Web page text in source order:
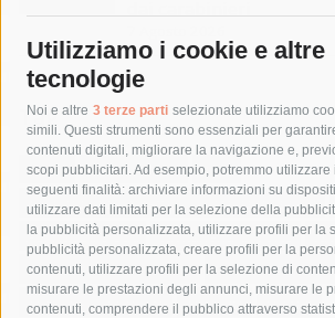
Utilizziamo i cookie e altre
tecnologie
Noi e altre 3 terze parti selezionate utilizziamo
simili. Questi strumenti sono essenziali per
contenuti digitali, migliorare la navigazione e,
scopi pubblicitari. Ad esempio, potremmo utilizzare
seguenti finalità: archiviare informazioni su
utilizzare dati limitati per la selezione della
la pubblicità personalizzata, utilizzare profili per la
pubblicità personalizzata, creare profili per la
contenuti, utilizzare profili per la selezione di
misurare le prestazioni degli annunci, misurare le
contenuti, comprendere il pubblico attraverso
Tag
acqua allerta meteo
anas
area marina protetta di punta campanella
Asl Napoli 3 sud
capitaneria di porto
castellammare di stabia
circumvesuviana
comune di sorrento
concerto
contagi